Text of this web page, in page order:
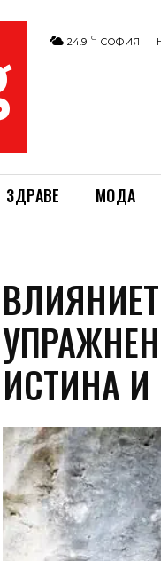
24.9 C СОФИЯ
ЗДРАВЕ МОДА
ИСТИНА